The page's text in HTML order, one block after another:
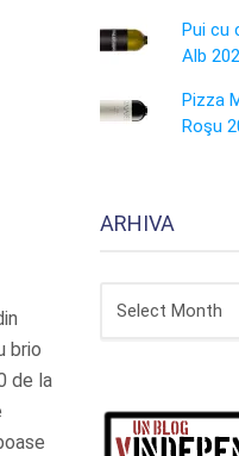
brio
de la
Pui cu
Alb
Pizza
Roşu
ARHIVA